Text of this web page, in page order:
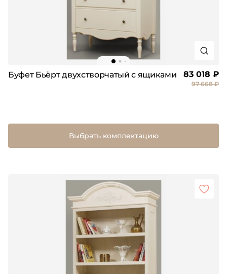
Буфет Бьёрт двухстворчатый с ящиками 83 018 ₽
97 668 ₽
Выбрать комплектацию